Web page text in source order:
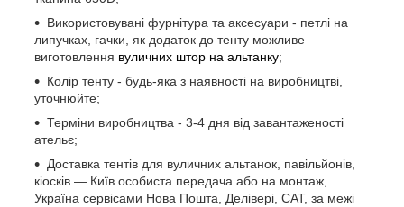
Використовувані фурнітура та аксесуари - петлі на
липучках, гачки, як додаток до тенту можливе
виготовлення вуличних штор на альтанку;
Колір тенту - будь-яка з наявності на виробництві,
уточнюйте;
Терміни виробництва - 3-4 дня від завантаженості
ательє;
Доставка тентів для вуличних альтанок, павільйонів,
кіосків — Київ особиста передача або на монтаж,
Україна сервісами Нова Пошта, Делівері, САТ, за межі